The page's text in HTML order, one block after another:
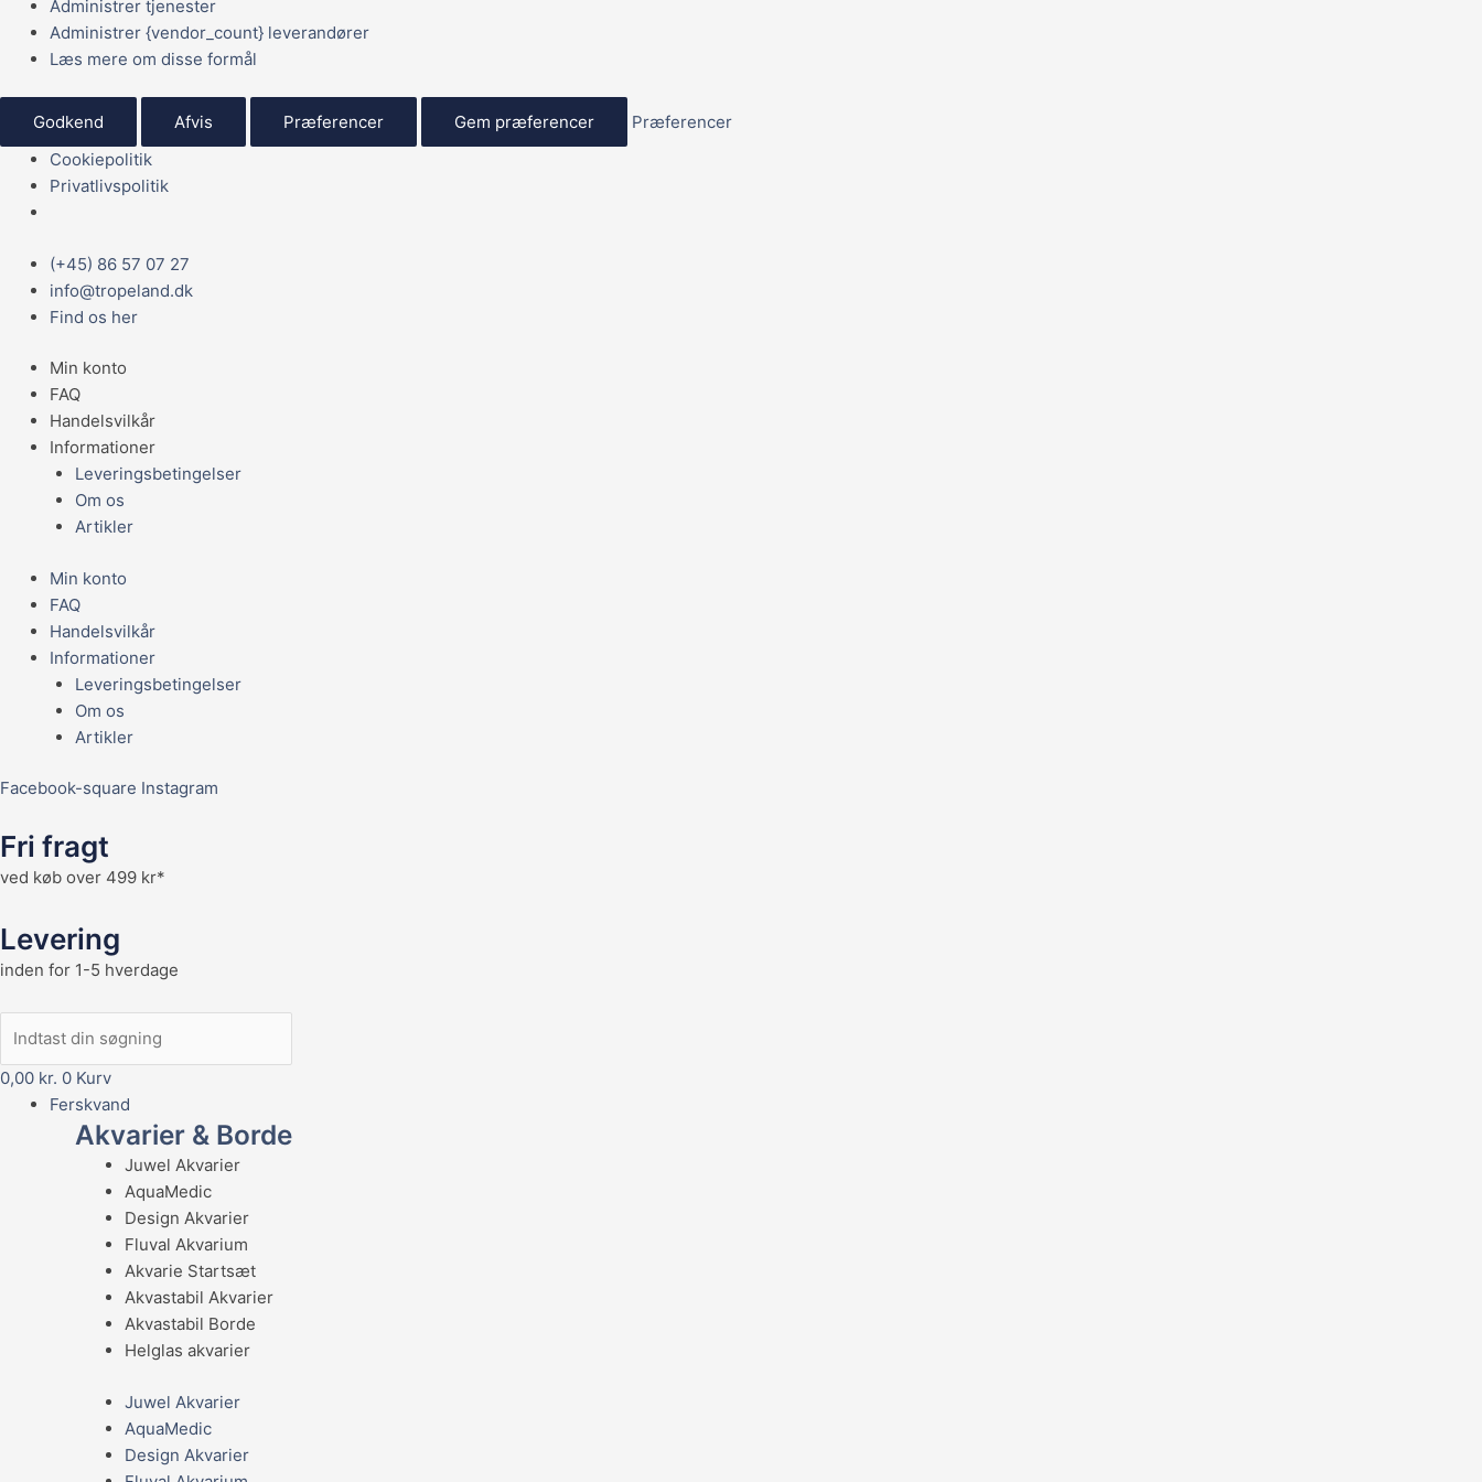
Administrer tjenester
Administrer {vendor_count} leverandører
Læs mere om disse formål
Godkend Afvis Præferencer Gem præferencer
Præferencer
Cookiepolitik
Privatlivspolitik
(+45) 86 57 07 27
info@tropeland.dk
Find os her
Min konto
FAQ
Handelsvilkår
Informationer
Leveringsbetingelser
Om os
Artikler
Min konto
FAQ
Handelsvilkår
Informationer
Leveringsbetingelser
Om os
Artikler
Facebook-square Instagram
Fri fragt
ved køb over 499 kr*
Levering
inden for 1-5 hverdage
0,00 kr. 0 Kurv
Main
Menu
Ferskvand
Akvarier & Borde
Juwel Akvarier
AquaMedic
Design Akvarier
Fluval Akvarium
Akvarie Startsæt
Akvastabil Akvarier
Akvastabil Borde
Helglas akvarier
Juwel Akvarier
AquaMedic
Design Akvarier